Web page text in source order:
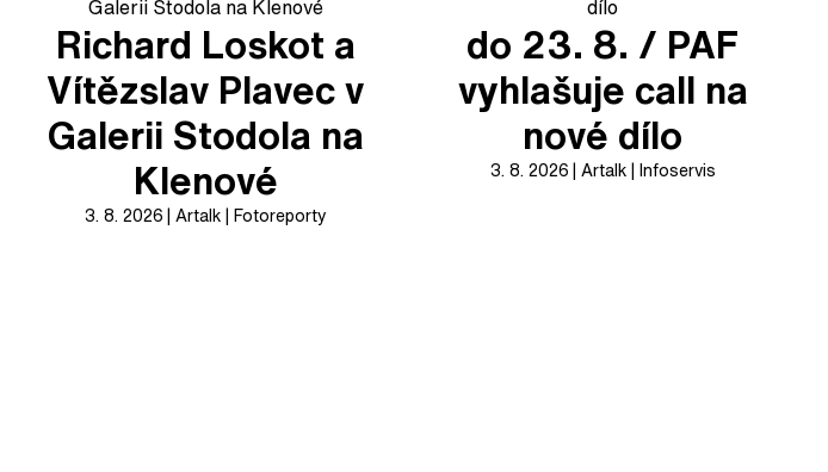
Richard Loskot a
Vítězslav Plavec v
Galerii Stodola na
Klenové
3. 8. 2026 Artalk Fotoreporty
do 23. 8. / PAF
vyhlašuje call na
nové dílo
3. 8. 2026 Artalk Infoservis